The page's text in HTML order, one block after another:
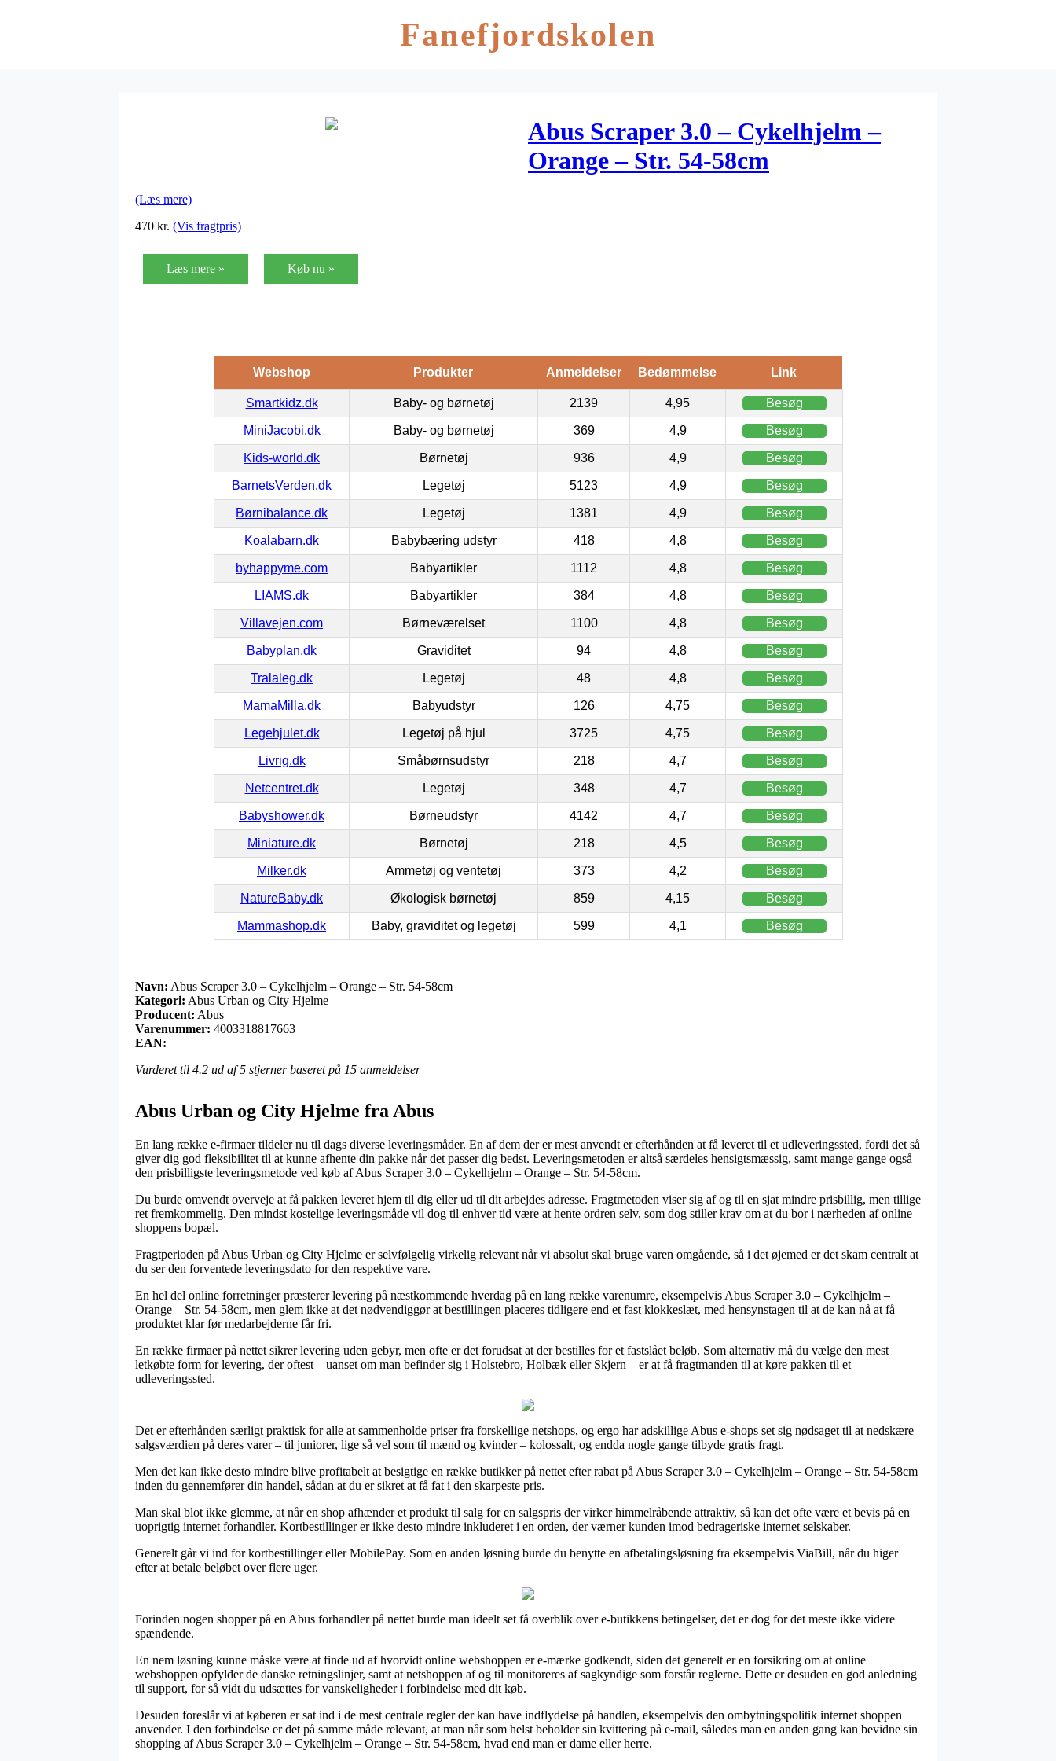
Fanefjordskolen
Abus Scraper 3.0 – Cykelhjelm –
Orange – Str. 54-58cm
(Læs mere)
470 kr. (Vis fragtpris)
Læs mere » Køb nu »
Webshop Produkter Anmeldelser Bedømmelse Link
Smartkidz.dk Baby- og børnetøj 2139 4,95 Besøg
MiniJacobi.dk Baby- og børnetøj 369 4,9 Besøg
Kids-world.dk Børnetøj 936 4,9 Besøg
BarnetsVerden.dk Legetøj 5123 4,9 Besøg
Børnibalance.dk Legetøj 1381 4,9 Besøg
Koalabarn.dk Babybæring udstyr 418 4,8 Besøg
byhappyme.com Babyartikler 1112 4,8 Besøg
LIAMS.dk Babyartikler 384 4,8 Besøg
Villavejen.com Børneværelset 1100 4,8 Besøg
Babyplan.dk Graviditet 94 4,8 Besøg
Tralaleg.dk Legetøj 48 4,8 Besøg
MamaMilla.dk Babyudstyr 126 4,75 Besøg
Legehjulet.dk Legetøj på hjul 3725 4,75 Besøg
Livrig.dk Småbørnsudstyr 218 4,7 Besøg
Netcentret.dk Legetøj 348 4,7 Besøg
Babyshower.dk Børneudstyr 4142 4,7 Besøg
Miniature.dk Børnetøj 218 4,5 Besøg
Milker.dk Ammetøj og ventetøj 373 4,2 Besøg
NatureBaby.dk Økologisk børnetøj 859 4,15 Besøg
Mammashop.dk Baby, graviditet og legetøj 599 4,1 Besøg
Navn: Abus Scraper 3.0 – Cykelhjelm – Orange – Str. 54-58cm
Kategori: Abus Urban og City Hjelme
Producent: Abus
Varenummer: 4003318817663
EAN:
Vurderet til 4.2 ud af 5 stjerner baseret på 15 anmeldelser
Abus Urban og City Hjelme fra Abus
En lang række e-firmaer tildeler nu til dags diverse leveringsmåder. En af dem der er mest anvendt er efterhånden at få leveret til et udleveringssted, fordi det så
giver dig god fleksibilitet til at kunne afhente din pakke når det passer dig bedst. Leveringsmetoden er altså særdeles hensigtsmæssig, samt mange gange også
den prisbilligste leveringsmetode ved køb af Abus Scraper 3.0 – Cykelhjelm – Orange – Str. 54-58cm.
Du burde omvendt overveje at få pakken leveret hjem til dig eller ud til dit arbejdes adresse. Fragtmetoden viser sig af og til en sjat mindre prisbillig, men tillige
ret fremkommelig. Den mindst kostelige leveringsmåde vil dog til enhver tid være at hente ordren selv, som dog stiller krav om at du bor i nærheden af online
shoppens bopæl.
Fragtperioden på Abus Urban og City Hjelme er selvfølgelig virkelig relevant når vi absolut skal bruge varen omgående, så i det øjemed er det skam centralt at
du ser den forventede leveringsdato for den respektive vare.
En hel del online forretninger præsterer levering på næstkommende hverdag på en lang række varenumre, eksempelvis Abus Scraper 3.0 – Cykelhjelm –
Orange – Str. 54-58cm, men glem ikke at det nødvendiggør at bestillingen placeres tidligere end et fast klokkeslæt, med hensynstagen til at de kan nå at få
produktet klar før medarbejderne får fri.
En række firmaer på nettet sikrer levering uden gebyr, men ofte er det forudsat at der bestilles for et fastslået beløb. Som alternativ må du vælge den mest
letkøbte form for levering, der oftest – uanset om man befinder sig i Holstebro, Holbæk eller Skjern – er at få fragtmanden til at køre pakken til et
udleveringssted.
Det er efterhånden særligt praktisk for alle at sammenholde priser fra forskellige netshops, og ergo har adskillige Abus e-shops set sig nødsaget til at nedskære
salgsværdien på deres varer – til juniorer, lige så vel som til mænd og kvinder – kolossalt, og endda nogle gange tilbyde gratis fragt.
Men det kan ikke desto mindre blive profitabelt at besigtige en række butikker på nettet efter rabat på Abus Scraper 3.0 – Cykelhjelm – Orange – Str. 54-58cm
inden du gennemfører din handel, sådan at du er sikret at få fat i den skarpeste pris.
Man skal blot ikke glemme, at når en shop afhænder et produkt til salg for en salgspris der virker himmelråbende attraktiv, så kan det ofte være et bevis på en
uoprigtig internet forhandler. Kortbestillinger er ikke desto mindre inkluderet i en orden, der værner kunden imod bedrageriske internet selskaber.
Generelt går vi ind for kortbestillinger eller MobilePay. Som en anden løsning burde du benytte en afbetalingsløsning fra eksempelvis ViaBill, når du higer
efter at betale beløbet over flere uger.
Forinden nogen shopper på en Abus forhandler på nettet burde man ideelt set få overblik over e-butikkens betingelser, det er dog for det meste ikke videre
spændende.
En nem løsning kunne måske være at finde ud af hvorvidt online webshoppen er e-mærke godkendt, siden det generelt er en forsikring om at online
webshoppen opfylder de danske retningslinjer, samt at netshoppen af og til monitoreres af sagkyndige som forstår reglerne. Dette er desuden en god anledning
til support, for så vidt du udsættes for vanskeligheder i forbindelse med dit køb.
Desuden foreslår vi at køberen er sat ind i de mest centrale regler der kan have indflydelse på handlen, eksempelvis den ombytningspolitik internet shoppen
anvender. I den forbindelse er det på samme måde relevant, at man når som helst beholder sin kvittering på e-mail, således man en anden gang kan bevidne sin
shopping af Abus Scraper 3.0 – Cykelhjelm – Orange – Str. 54-58cm, hvad end man er dame eller herre.